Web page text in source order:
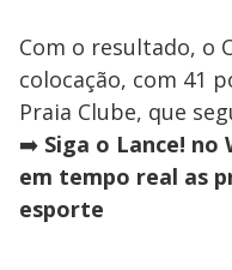
Com o resultado, o
colocação, com 41
Praia Clube, que
➡️ Siga o Lance! no
em tempo real as
esporte